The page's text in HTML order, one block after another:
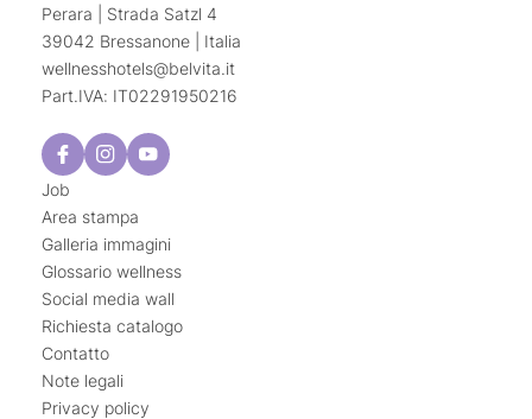
Perara | Strada Satzl 4
39042 Bressanone | Italia
wellnesshotels@belvita.it
Part.IVA: IT02291950216
Job
Area stampa
Galleria immagini
Glossario wellness
Social media wall
Richiesta catalogo
Contatto
Note legali
Privacy policy